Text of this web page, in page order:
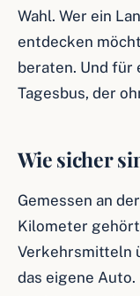
Wahl. Wer ein
entdecken
beraten. Und für
Tagesbus, der
Wie sicher
Gemessen an
Kilometer
Verkehrsmitteln
das eigene